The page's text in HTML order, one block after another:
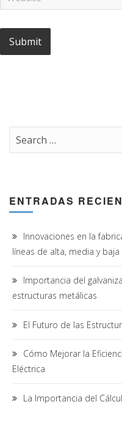
ENTRADAS
Innovaciones en la
líneas de alta, media y
Importancia del
estructuras metálicas
El Futuro de las
Cómo Mejorar la
Eléctrica
La Importancia del